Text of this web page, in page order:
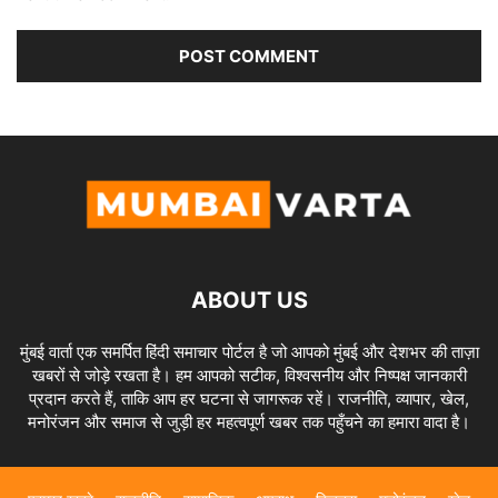
ABOUT US
मुंबई वार्ता एक समर्पित हिंदी समाचार पोर्टल है जो आपको मुंबई और देशभर की ताज़ा
खबरों से जोड़े रखता है। हम आपको सटीक, विश्वसनीय और निष्पक्ष जानकारी
प्रदान करते हैं, ताकि आप हर घटना से जागरूक रहें। राजनीति, व्यापार, खेल,
मनोरंजन और समाज से जुड़ी हर महत्वपूर्ण खबर तक पहुँचने का हमारा वादा है।